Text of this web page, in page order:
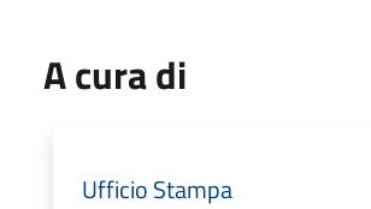
A cura di
Ufficio Stampa